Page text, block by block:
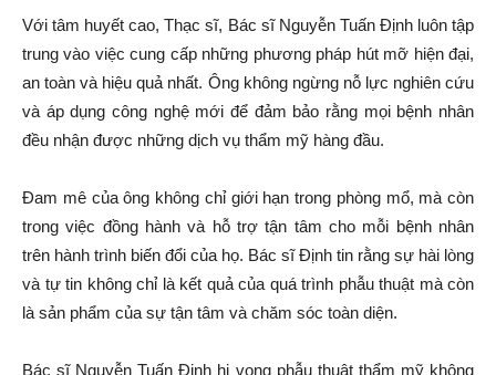
Với tâm huyết cao, Thạc sĩ, Bác sĩ Nguyễn Tuấn Định luôn tập
trung vào việc cung cấp những phương pháp hút mỡ hiện đại,
an toàn và hiệu quả nhất. Ông không ngừng nỗ lực nghiên cứu
và áp dụng công nghệ mới để đảm bảo rằng mọi bệnh nhân
đều nhận được những dịch vụ thẩm mỹ hàng đầu.
Đam mê của ông không chỉ giới hạn trong phòng mổ, mà còn
trong việc đồng hành và hỗ trợ tận tâm cho mỗi bệnh nhân
trên hành trình biến đổi của họ. Bác sĩ Định tin rằng sự hài lòng
và tự tin không chỉ là kết quả của quá trình phẫu thuật mà còn
là sản phẩm của sự tận tâm và chăm sóc toàn diện.
Bác sĩ Nguyễn Tuấn Định hi vọng phẫu thuật thẩm mỹ không